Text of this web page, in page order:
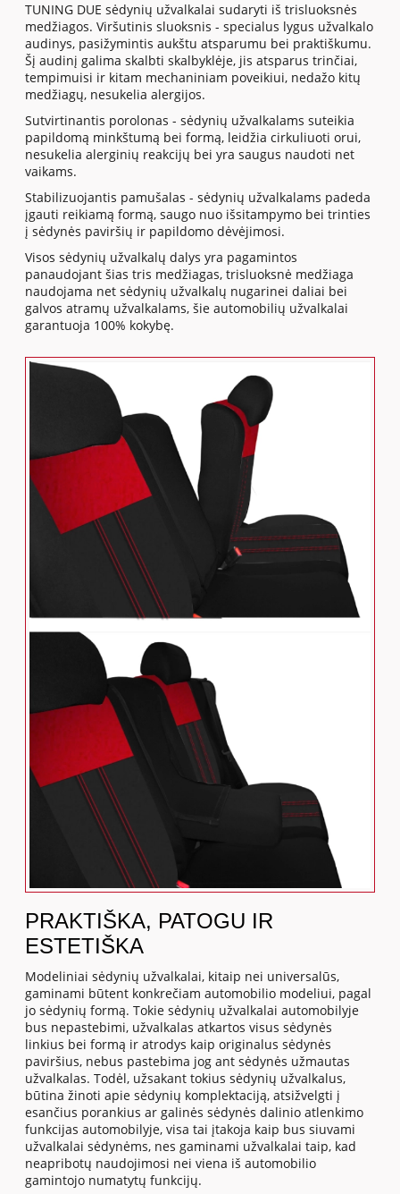
TUNING DUE sėdynių užvalkalai sudaryti iš trisluoksnės
medžiagos. Viršutinis sluoksnis - specialus lygus užvalkalo
audinys, pasižymintis aukštu atsparumu bei praktiškumu.
Šį audinį galima skalbti skalbyklėje, jis atsparus trinčiai,
tempimuisi ir kitam mechaniniam poveikiui, nedažo kitų
medžiagų, nesukelia alergijos.
Sutvirtinantis porolonas - sėdynių užvalkalams suteikia
papildomą minkštumą bei formą, leidžia cirkuliuoti orui,
nesukelia alerginių reakcijų bei yra saugus naudoti net
vaikams.
Stabilizuojantis pamušalas - sėdynių užvalkalams padeda
įgauti reikiamą formą, saugo nuo išsitampymo bei trinties
į sėdynės paviršių ir papildomo dėvėjimosi.
Visos sėdynių užvalkalų dalys yra pagamintos
panaudojant šias tris medžiagas, trisluoksnė medžiaga
naudojama net sėdynių užvalkalų nugarinei daliai bei
galvos atramų užvalkalams, šie automobilių užvalkalai
garantuoja 100% kokybę.
PRAKTIŠKA, PATOGU IR
ESTETIŠKA
Modeliniai sėdynių užvalkalai, kitaip nei universalūs,
gaminami būtent konkrečiam automobilio modeliui, pagal
jo sėdynių formą. Tokie sėdynių užvalkalai automobilyje
bus nepastebimi, užvalkalas atkartos visus sėdynės
linkius bei formą ir atrodys kaip originalus sėdynės
paviršius, nebus pastebima jog ant sėdynės užmautas
užvalkalas. Todėl, užsakant tokius sėdynių užvalkalus,
būtina žinoti apie sėdynių komplektaciją, atsižvelgti į
esančius porankius ar galinės sėdynės dalinio atlenkimo
funkcijas automobilyje, visa tai įtakoja kaip bus siuvami
užvalkalai sėdynėms, nes gaminami užvalkalai taip, kad
neapribotų naudojimosi nei viena iš automobilio
gamintojo numatytų funkcijų.